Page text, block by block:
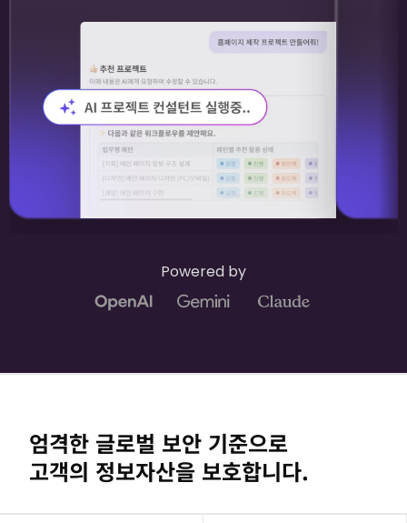
Powered by
엄격한 글로벌 보안 기준으로
고객의 정보자산을 보호합니다.